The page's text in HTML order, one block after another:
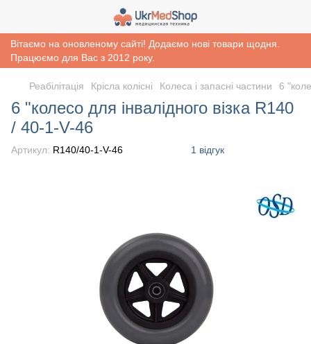
Вітаємо на оновленому сайті! Додаємо нові товари щодня.
Працюємо для Вас з 2012 року.
Реабiлiтацiя Крісла колісні Колеса і запасні частини 6
6 "колесо для інвалідного візка R140
/ 40-1-V-46
Артикул: R140/40-1-V-46 1 відгук